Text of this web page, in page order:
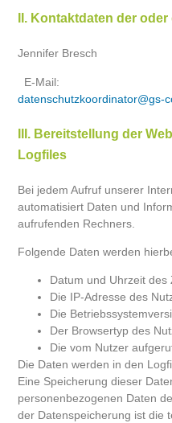
II. Kontaktdaten der
Jennifer Bresch
E-Mail:
datenschutzkoordinator@gs-
III. Bereitstellung der
Logfiles
Bei jedem Aufruf unserer
automatisiert Daten und
aufrufenden Rechners.
Folgende Daten werden
Datum und Uhrzeit des
Die IP-Adresse des
Die
Der Browsertyp des
Die vom Nutzer
Die Daten werden in den
Eine Speicherung dieser
personenbezogenen Daten
der Datenspeicherung ist die